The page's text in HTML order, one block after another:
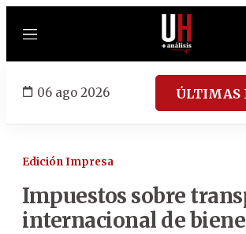
Menú
06 ago 2026 ÚLTIMAS
Edición Impresa
Impuestos sobre
internacional de